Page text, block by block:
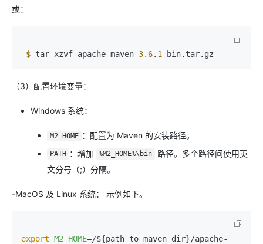
或：
$ tar xzvf apache-maven-3.6. 1 -bin.tar.gz
（3）配置环境变量：
Windows 系统：
M2_HOME ：配置为 Maven 的安装路径。
PATH ：增加 %M2_HOME%\bin
路径。多个路径间使用英
文分号（;）分隔。
-MacOS 及 Linux 系统： 示例如下。
export M2_HOME=/${path_to_maven_dir}/apache-